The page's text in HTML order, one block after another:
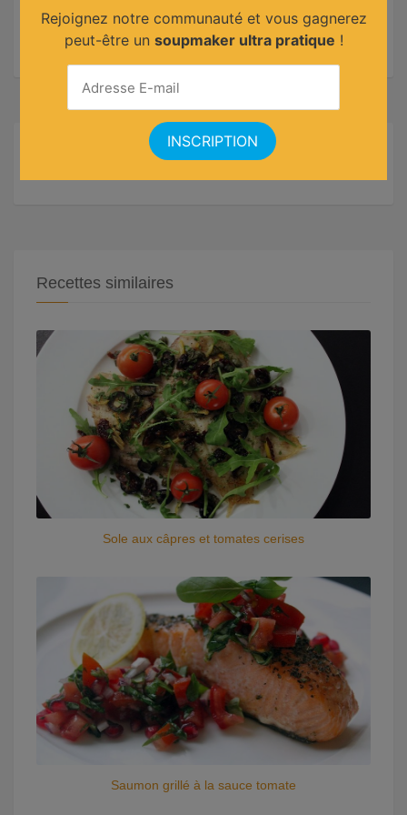
Note :
Recettes similaires
Sole aux câpres et tomates cerises
Saumon grillé à la sauce tomate
Rejoignez notre communauté et vous gagnerez
peut-être un soupmaker ultra pratique !